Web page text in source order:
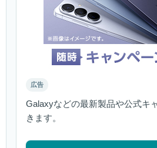
広告
Galaxyなどの最新製品や公式キ
きます。